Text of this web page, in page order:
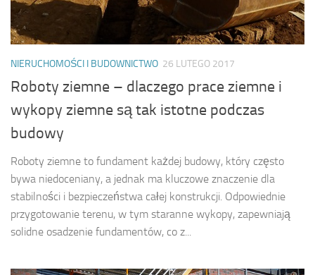
NIERUCHOMOŚCI I BUDOWNICTWO 26 LUTEGO 2017
Roboty ziemne – dlaczego prace ziemne i
wykopy ziemne są tak istotne podczas
budowy
Roboty ziemne to fundament każdej budowy, który często
bywa niedoceniany, a jednak ma kluczowe znaczenie dla
stabilności i bezpieczeństwa całej konstrukcji. Odpowiednie
przygotowanie terenu, w tym staranne wykopy, zapewniają
solidne osadzenie fundamentów, co z...